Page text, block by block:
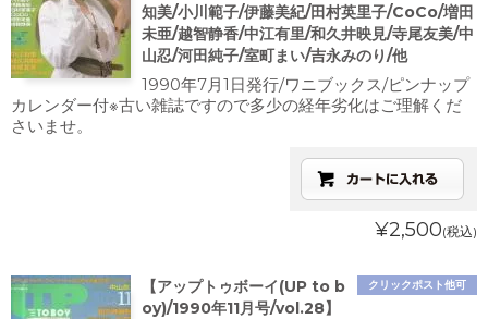
知美/小川範子/伊藤美紀/田村英里子/CoCo/増田
未亜/越智静香/中江有里/和久井映見/寺尾友美/中
山忍/河田純子/室町まい/吉永みのり/他
1990年7月1日発行/ワニブックス/ピンナップ
カレンダー付※古い雑誌ですので多少の経年劣化はご理解くだ
さいませ。
¥2,500(税込)
クリックポスト他可
【アップトゥボーイ(UP to b
oy)/1990年11月号/vol.28】